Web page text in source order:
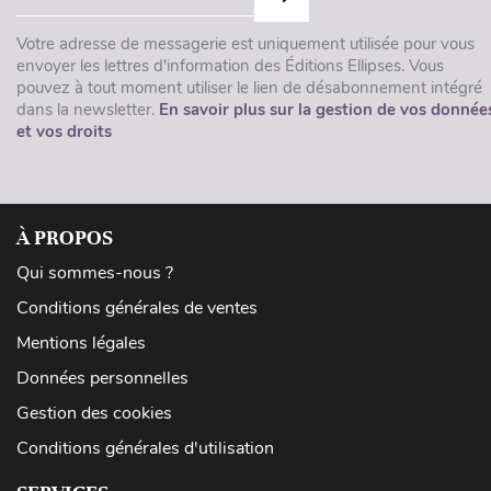
Votre adresse de messagerie est uniquement utilisée pour vous
envoyer les lettres d'information des Éditions Ellipses. Vous
pouvez à tout moment utiliser le lien de désabonnement intégré
dans la newsletter. En savoir plus sur la gestion de vos
et vos droits
À PROPOS
Qui sommes-nous ?
Conditions générales de ventes
Mentions légales
Données personnelles
Gestion des cookies
Conditions générales d'utilisation